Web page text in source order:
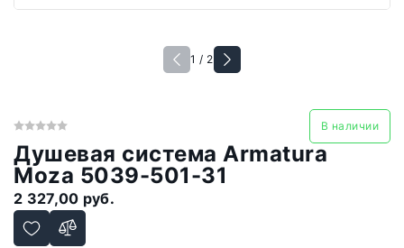
1 / 2
В наличии
Душевая система Armatura
Moza 5039-501-31
2 327,00 руб.